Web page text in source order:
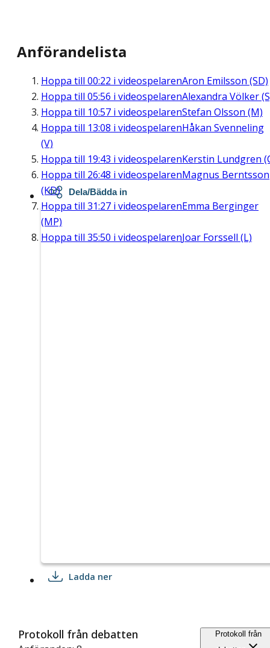
Anförandelista
Hoppa till 00:22 i videospelarenAron Emilsson (SD)
Hoppa till 05:56 i videospelarenAlexandra Völker
Hoppa till 10:57 i videospelarenStefan Olsson (M)
Hoppa till 13:08 i videospelarenHåkan Svenneling
(V)
Hoppa till 19:43 i videospelarenKerstin Lundgren
Hoppa till 26:48 i videospelarenMagnus Berntsson
(KD)
Hoppa till 31:27 i videospelarenEmma Berginger
(MP)
Hoppa till 35:50 i videospelarenJoar Forssell (L)
Dela/Bädda in
Ladda ner
Protokoll från debatten
Protokoll från